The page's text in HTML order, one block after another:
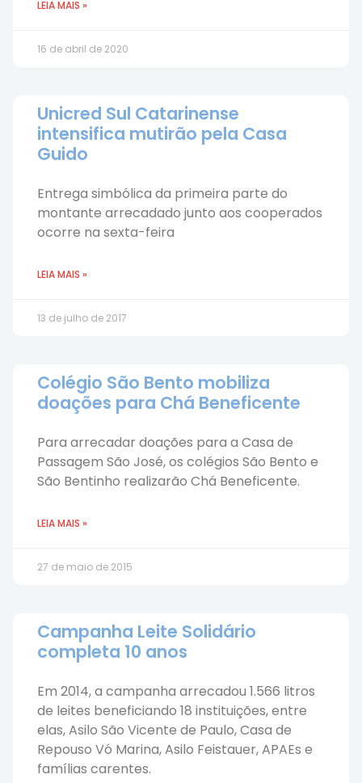
LEIA MAIS »
16 de abril de 2020
Unicred Sul Catarinense
intensifica mutirão pela Casa
Guido
Entrega simbólica da primeira parte do
montante arrecadado junto aos cooperados
ocorre na sexta-feira
LEIA MAIS »
13 de julho de 2017
Colégio São Bento mobiliza
doações para Chá Beneficente
Para arrecadar doações para a Casa de
Passagem São José, os colégios São Bento e
São Bentinho realizarão Chá Beneficente.
LEIA MAIS »
27 de maio de 2015
Campanha Leite Solidário
completa 10 anos
Em 2014, a campanha arrecadou 1.566 litros
de leites beneficiando 18 instituições, entre
elas, Asilo São Vicente de Paulo, Casa de
Repouso Vó Marina, Asilo Feistauer, APAEs e
famílias carentes.